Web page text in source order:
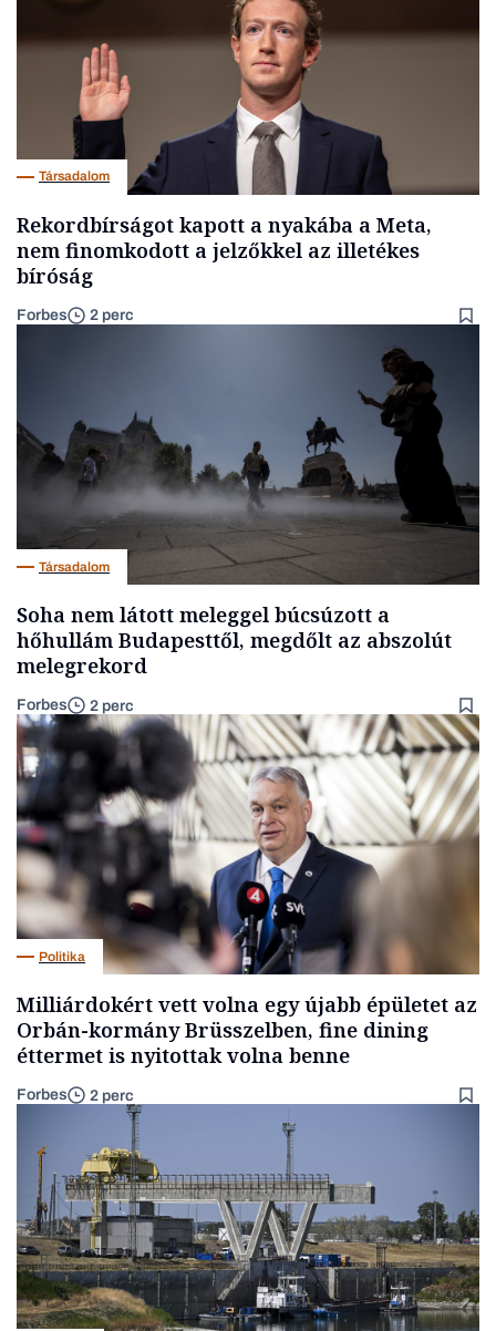
Társadalom
Rekordbírságot kapott a nyakába a Meta,
nem finomkodott a jelzőkkel az illetékes
bíróság
Forbes 2 perc
Társadalom
Soha nem látott meleggel búcsúzott a
hőhullám Budapesttől, megdőlt az abszolút
melegrekord
Forbes 2 perc
Politika
Milliárdokért vett volna egy újabb épületet az
Orbán-kormány Brüsszelben, fine dining
éttermet is nyitottak volna benne
Forbes 2 perc